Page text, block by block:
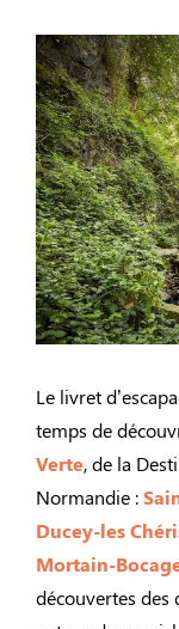
Le livret
temps de
Verte, de la
Normandie :
Ducey-les
Mortain-
découvertes des